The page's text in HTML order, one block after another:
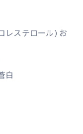
レステロール) お
白